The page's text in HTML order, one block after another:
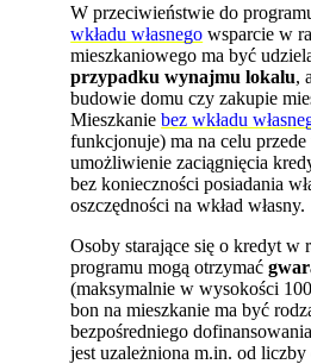
W przeciwieństwie do
wkładu własnego wsparcie w
mieszkaniowego ma być
przypadku wynajmu lokalu,
budowie domu czy zakupie
Mieszkaniebez wkładu
funkcjonuje) ma na celu
umożliwienie zaciągnięcia
bez konieczności posiadania
oszczędności na wkład własny.
Osoby starające się o kredyt w
programu mogą otrzymać
(maksymalnie w wysokości
bon na mieszkanie ma być
bezpośredniego
jest uzależniona m.in. od liczby